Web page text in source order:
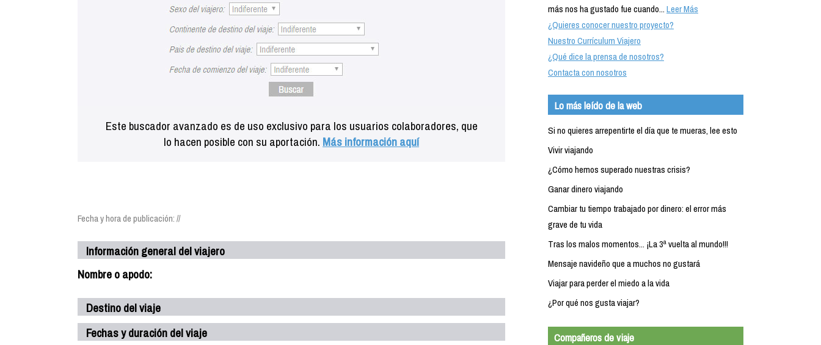
Este buscador avanzado es de uso exclusivo para los usuarios colaboradores, que
lo hacen posible con su aportación. Más información aquí
Fecha y hora de publicación: //
Información general del viajero
Nombre o apodo:
Destino del viaje
Fechas y duración del viaje
más nos ha gustado fue cuando...Leer Más
¿Quieres conocer nuestro proyecto?
Nuestro Currículum Viajero
¿Qué dice la prensa de nosotros?
Contacta con nosotros
Lo más leído de la web
Si no quieres arrepentirte el día que te mueras, lee esto
Vivir viajando
¿Cómo hemos superado nuestras crisis?
Ganar dinero viajando
Cambiar tu tiempo trabajado por dinero: el error más
grave de tu vida
Tras los malos momentos... ¡La 3ª vuelta al mundo!!!
Mensaje navideño que a muchos no gustará
Viajar para perder el miedo a la vida
¿Por qué nos gusta viajar?
Compañeros de viaje